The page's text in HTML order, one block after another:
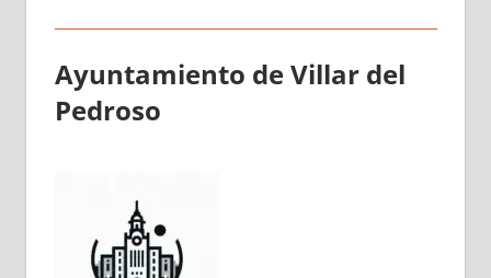
Ayuntamiento dе Villar del
Pedroso